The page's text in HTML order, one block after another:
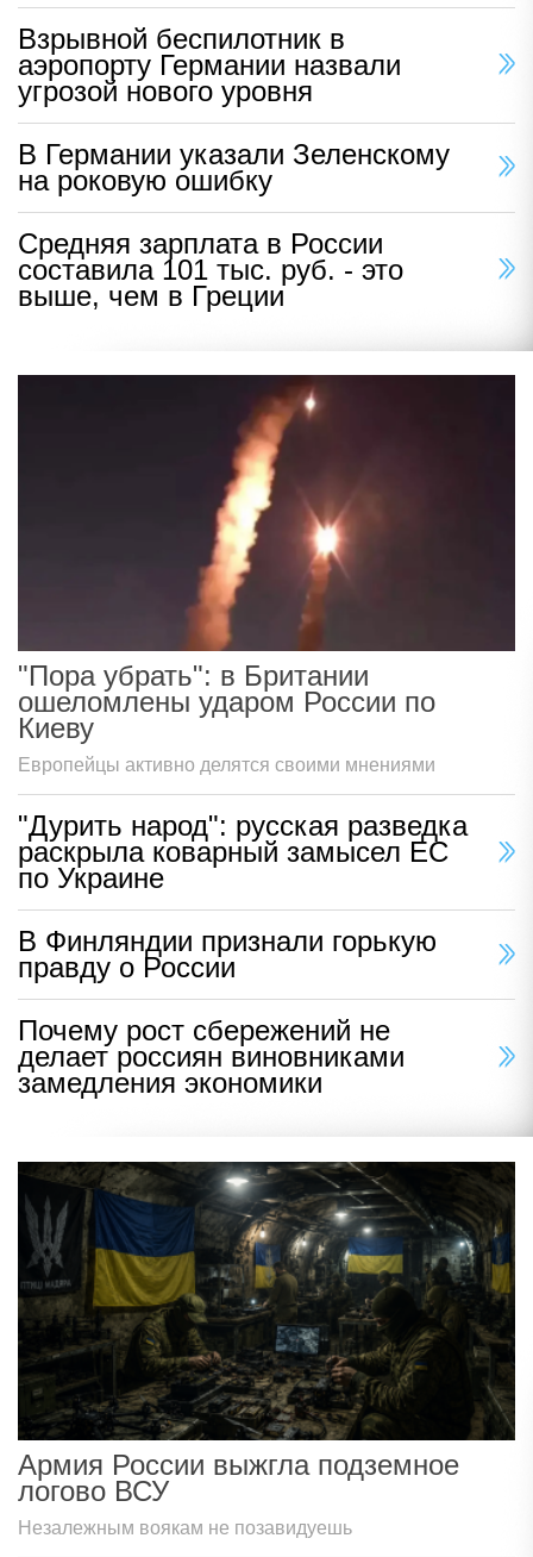
Взрывной беспилотник в
аэропорту Германии назвали
угрозой нового уровня
В Германии указали Зеленскому
на роковую ошибку
Средняя зарплата в России
составила 101 тыс. руб. - это
выше, чем в Греции
"Пора убрать": в Британии
ошеломлены ударом России по
Киеву
Европейцы активно делятся своими мнениями
"Дурить народ": русская разведка
раскрыла коварный замысел ЕС
по Украине
В Финляндии признали горькую
правду о России
Почему рост сбережений не
делает россиян виновниками
замедления экономики
Армия России выжгла подземное
логово ВСУ
Незалежным воякам не позавидуешь